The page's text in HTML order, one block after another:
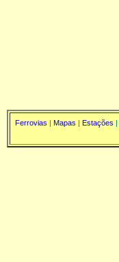
Ferrovias | Mapas | Estações |